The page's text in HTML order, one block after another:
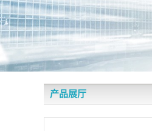
产品展厅